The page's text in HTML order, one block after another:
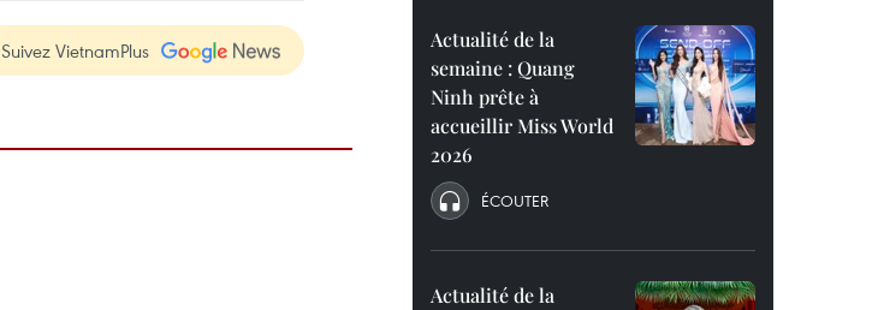
Suivez VietnamPlus
Actualité de la
semaine : Quang
Ninh prête à
accueillir Miss World
2026
ÉCOUTER
Actualité de la